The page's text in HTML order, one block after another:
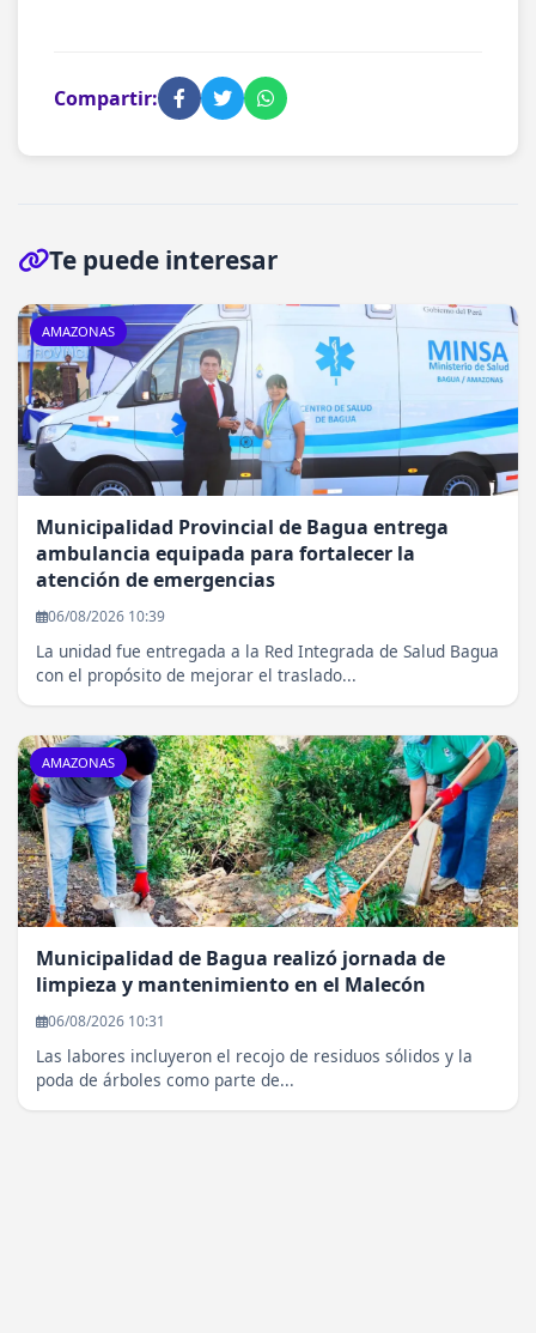
Compartir:
Te puede interesar
AMAZONAS
Municipalidad Provincial de Bagua entrega
ambulancia equipada para fortalecer la
atención de emergencias
06/08/2026 10:39
La unidad fue entregada a la Red Integrada de Salud Bagua
con el propósito de mejorar el traslado...
AMAZONAS
Municipalidad de Bagua realizó jornada de
limpieza y mantenimiento en el Malecón
06/08/2026 10:31
Las labores incluyeron el recojo de residuos sólidos y la
poda de árboles como parte de...